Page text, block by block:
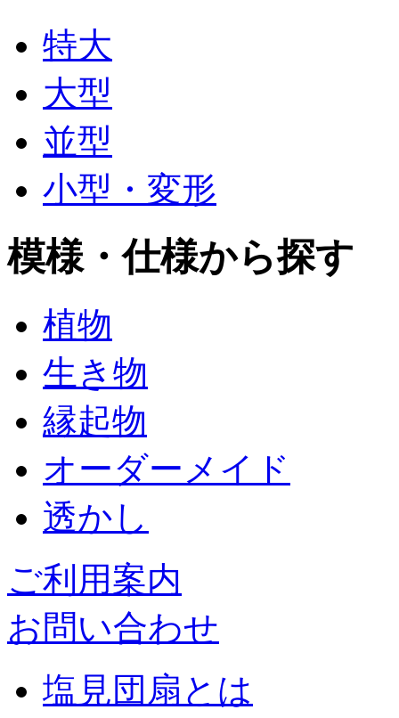
特大
大型
並型
小型・変形
模様・仕様から探す
植物
生き物
縁起物
オーダーメイド
透かし
ご利用案内
お問い合わせ
塩見団扇とは